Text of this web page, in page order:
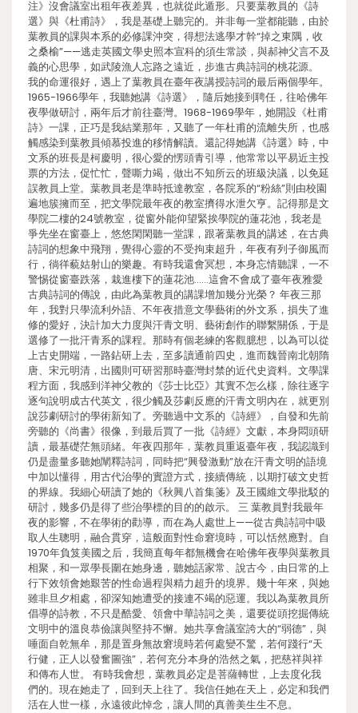
注》沒會議室出租年夜差異，也就從此遁形。只要葉教員的《詩
選》與《杜甫詩》，我是基礎上聽完的。并非每一堂都能聽，由於
葉教員的課與本系的必修課沖突，得想法逃學才幹“掉之東隅，收
之桑榆”——逃走英國文學史照本宣科的須生常談，與郝神父言不及
義的心思學，如武陵漁人忘路之遠近，步進古典詩詞的桃花源。
我的命運很好，遇上了葉教員在臺年夜講授詩詞的最后兩個學年。
1965-1966學年，我聽她講《詩選》，隨后她接到聘任，往哈佛年
夜學做研討，兩年后才前往臺灣。1968-1969學年，她開設《杜甫
詩》一課，正巧是我結業那年，又聽了一年杜甫的流離失所，也感
觸感染到葉教員傾慕投進的移情解讀。還記得她講《詩選》時，中
文系的班長是柯慶明，很心愛的愣頭青引導，他常常以平易近主投
票的方法，促忙忙，聲嘶力竭，做出不知所云的班級決議，以免延
誤教員上堂。葉教員老是準時抵達教室，各院系的“粉絲”則由校園
遍地簇擁而至，把文學院最年夜的教室擠得水泄欠亨。記得那是文
學院二樓的24號教室，從窗外能仰望緊挨學院的蓮花池，我老是
爭先坐在窗臺上，悠悠閑閑聽一堂課，跟著葉教員的講述，在古典
詩詞的想象中飛翔，覺得心靈的不受拘束超升，年夜有列子御風而
行，徜徉藐姑射山的樂趣。有時我還會冥想，本身忘情聽課，一不
警惕從窗臺跌落，栽進樓下的蓮花池……這會不會成了臺年夜雅愛
古典詩詞的傳說，由此為葉教員的講課增加幾分光榮？ 年夜三那
年，我對只學流利外語、不年夜措意文學藝術的外文系，損失了進
修的愛好，決計加大力度與汗青文明、藝術創作的聯繫關係，于是
選修了一批汗青系的課程。那時有個老練的客觀臆想，以為可以從
上古史開端，一路鉆研上去，至多讀通前四史，進而魏晉南北朝隋
唐、宋元明清，出國則可研習那時臺灣封禁的近代史資料。文學課
程方面，我感到洋神父教的《莎士比亞》其實不怎么樣，除往逐字
逐句說明成古代英文，很少觸及莎劇反應的汗青文明內在，就更別
說莎劇研討的學術新知了。旁聽過中文系的《詩經》，自發和先前
旁聽的《尚書》很像，到最后買了一批《詩經》文獻，本身悶頭研
讀，最基礎茫無頭緒。年夜四那年，葉教員重返臺年夜，我認識到
仍是盡量多聽她闡釋詩詞，同時把“興發激動”放在汗青文明的語境
中加以懂得，用古代治學的實證方式，接續傳統，以期打破文史哲
的界線。我細心研讀了她的《秋興八首集箋》及王國維文學批駁的
研討，幾多仍是得了些治學標的目的的啟示。 三 葉教員對我最年
夜的影響，不在學術的勸導，而在為人處世上——從古典詩詞中吸
取人生聰明，融合貫穿，這般面對性命窘境時，可以恬然應對。自
1970年負笈美國之后，我簡直每年都無機會在哈佛年夜學與葉教員
相聚，和一眾學長圍在她身邊，聽她話家常、說古今，由日常的上
行下效領會她艱苦的性命過程與精力超升的境界。幾十年來，與她
雖非旦夕相處，卻深知她遭受的接連不竭的惡運。我以為葉教員所
倡導的詩教，不只是酷愛、領會中華詩詞之美，還要從頭挖掘傳統
文明中的溫良恭儉讓與堅持不懈。她共享會議室誇大的“弱德”，與
唾面自乾無牟，那是置身無故窘境時若何處變不驚，若何踐行“天
行健，正人以發奮圖強”，若何充分本身的浩然之氣，把慈祥與祥
和傳布人世。 有時我會想，葉教員必定是菩薩轉世，上去度化我
們的。現在她走了，回到天上往了。我信任她在天上，必定和我們
活在人世一樣，永遠彼此悼念，讓人間的真善美生生不息。